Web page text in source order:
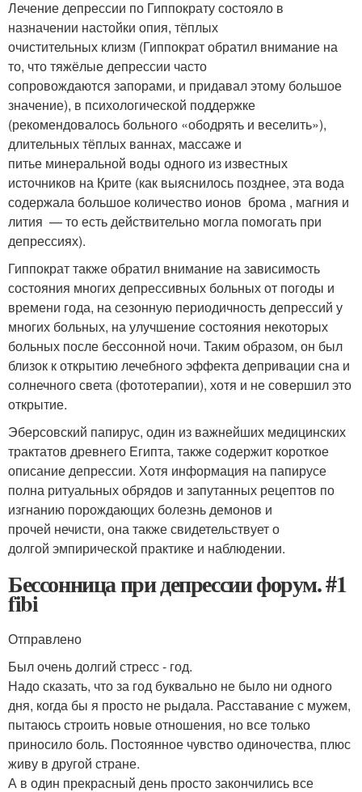
Лечение депрессии по Гиппократу состояло в
назначении настойки опия, тёплых
очистительных клизм (Гиппократ обратил внимание на
то, что тяжёлые депрессии часто
сопровождаются запорами, и придавал этому большое
значение), в психологической поддержке
(рекомендовалось больного «ободрять и веселить»),
длительных тёплых ваннах, массаже и
питье минеральной воды одного из известных
источников на Крите (как выяснилось позднее, эта вода
содержала большое количество ионов брома , магния и
лития — то есть действительно могла помогать при
депрессиях).
Гиппократ также обратил внимание на зависимость
состояния многих депрессивных больных от погоды и
времени года, на сезонную периодичность депрессий у
многих больных, на улучшение состояния некоторых
больных после бессонной ночи. Таким образом, он был
близок к открытию лечебного эффекта депривации сна и
солнечного света (фототерапии), хотя и не совершил это
открытие.
Эберсовский папирус, один из важнейших медицинских
трактатов древнего Египта, также содержит короткое
описание депрессии. Хотя информация на папирусе
полна ритуальных обрядов и запутанных рецептов по
изгнанию порождающих болезнь демонов и
прочей нечисти, она также свидетельствует о
долгой эмпирической практике и наблюдении.
Бессонница при депрессии форум. #1
fibi
Отправлено
Был очень долгий стресс - год.
Надо сказать, что за год буквально не было ни одного
дня, когда бы я просто не рыдала. Расставание с мужем,
пытаюсь строить новые отношения, но все только
приносило боль. Постоянное чувство одиночества, плюс
живу в другой стране.
А в один прекрасный день просто закончились все